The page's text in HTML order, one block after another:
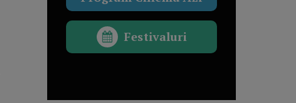
Festivaluri